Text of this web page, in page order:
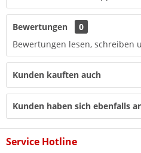
Bewertungen
0
Bewertungen lesen, schreiben
Kunden kauften auch
Kunden haben sich ebenfalls
Service Hotline